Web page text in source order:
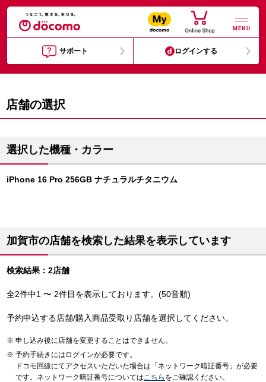
MENU
サポート ログインする
店舗の選択
選択した機種・カラー
iPhone 16 Pro 256GB ナチュラルチタニウム
加賀市の店舗を検索した結果を表示しています
検索結果：2店舗
全2件中1 〜 2件目を表示しております。(50音順)
予約申込する店舗/購入商品受取り店舗を選択してください。
申し込み後に店舗を変更することはできません。
予約手続きにはログインが必要です。
ドコモ回線にてアクセスいただいた場合は「ネットワーク暗証番号」が必要
です。ネットワーク暗証番号についてはこちら をご確認ください。